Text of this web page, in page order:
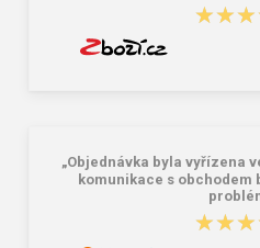
„Objednávka byla vyřízena
komunikace s obchodem